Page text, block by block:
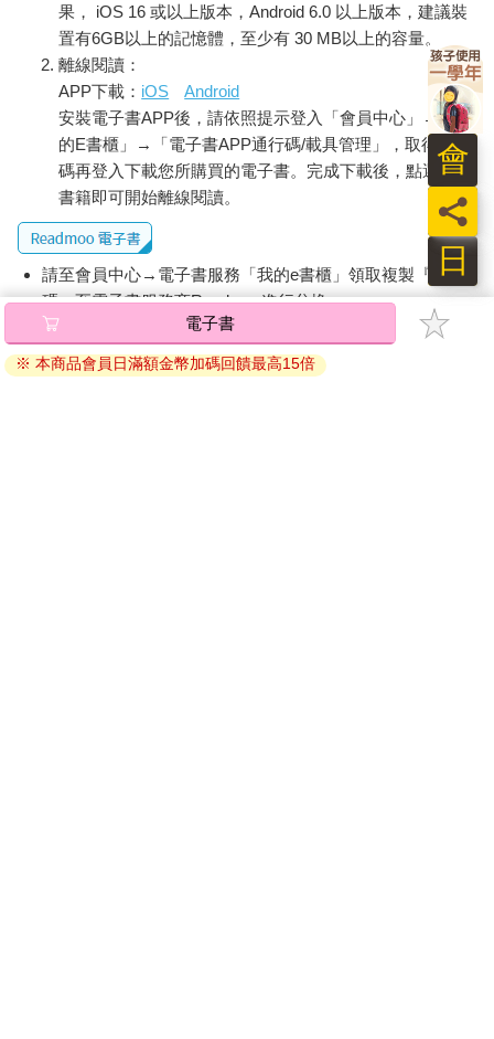
果， iOS 16 或以上版本，Android 6.0 以上版本，建議裝
置有6GB以上的記憶體，至少有 30 MB以上的容量。
離線閱讀：
APP下載： iOS
Android
安裝電子書APP後，請依照提示登入「會員中心」→「我
的E書櫃」→「電子書APP通行碼/載具管理」，取得通行
碼再登入下載您所購買的電子書。完成下載後，點選任一
書籍即可開始離線閱讀。
請至會員中心→電子書服務「我的e書櫃」領取複製『兌換
碼』至電子書服務商Readmoo進行兌換。
退換貨須知：
因版權保護，您在金石堂所購買的電子書僅能以金石堂專屬
電子書
※ 本商品會員日滿額金幣加碼回饋最高15倍
日
員
會